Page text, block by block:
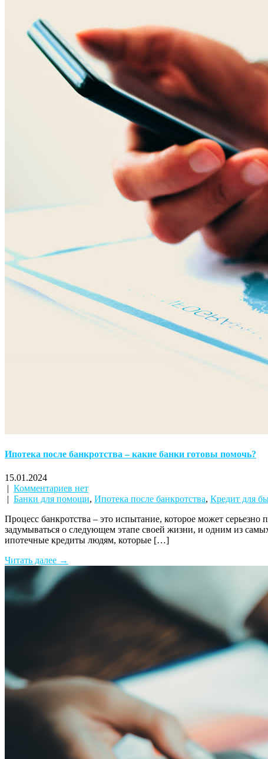
Ипотека после банкротства – какие банки готовы помочь?
15.01.2024
| Комментариев нет
| Банки для помощи, Ипотека после банкротства, Кредит для
Процесс банкротства – это испытание, которое может
задумываться о следующем этапе своей жизни, и одним из
ипотечные кредиты людям, которые […]
Читать далее →